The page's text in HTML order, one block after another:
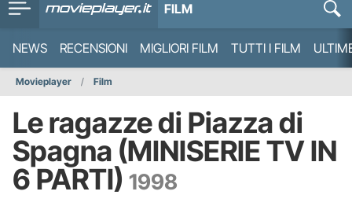
FILM
NEWS RECENSIONI MIGLIORI FILM TUTTI I FILM
Movieplayer Film
Le ragazze di Piazza di
Spagna (MINISERIE TV IN
6 PARTI) 1998